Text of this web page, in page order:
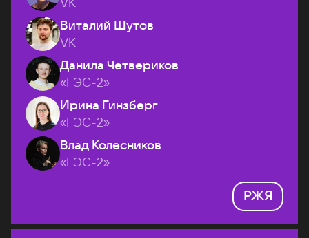
Виталий Шутов
VK
Данила Четвериков
«ГЭС-2»
Ирина Гинзберг
«ГЭС-2»
Влад Колесников
«ГЭС-2»
РЖЯ